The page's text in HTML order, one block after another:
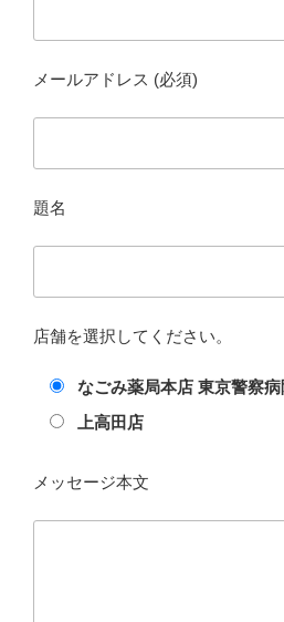
メールアドレス (必須)
題名
店舗を選択してください。
なごみ薬局本店 東京警察病
上高田店
メッセージ本文